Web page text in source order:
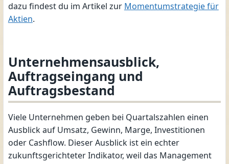
dazu findest du im Artikel zur Momentumstrategie für
Aktien.
Unternehmensausblick,
Auftragseingang und
Auftragsbestand
Viele Unternehmen geben bei Quartalszahlen einen
Ausblick auf Umsatz, Gewinn, Marge, Investitionen
oder Cashflow. Dieser Ausblick ist ein echter
zukunftsgerichteter Indikator, weil das Management